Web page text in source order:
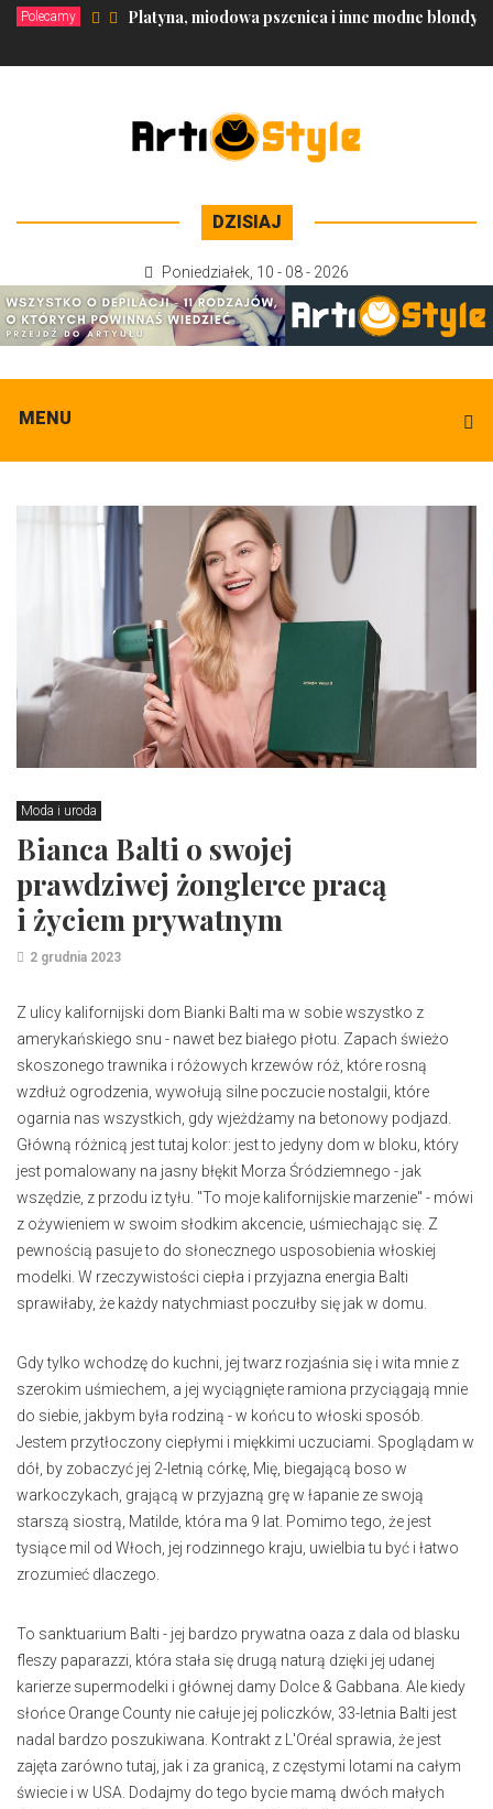
Polecamy Platyna, miodowa pszenica i inne modne blondy
DZISIAJ
Poniedziałek 10 - 08 - 2026
MENU
Moda i uroda
Bianca Balti o swojej
prawdziwej żonglerce pracą
i życiem prywatnym
2 grudnia 2023
Z ulicy kalifornijski dom Bianki Balti ma w sobie wszystko z
amerykańskiego snu - nawet bez białego płotu. Zapach świeżo
skoszonego trawnika i różowych krzewów róż, które rosną
wzdłuż ogrodzenia, wywołują silne poczucie nostalgii, które
ogarnia nas wszystkich, gdy wjeżdżamy na betonowy podjazd.
Główną różnicą jest tutaj kolor: jest to jedyny dom w bloku, który
jest pomalowany na jasny błękit Morza Śródziemnego - jak
wszędzie, z przodu iz tyłu. "To moje kalifornijskie marzenie" - mówi
z ożywieniem w swoim słodkim akcencie, uśmiechając się. Z
pewnością pasuje to do słonecznego usposobienia włoskiej
modelki. W rzeczywistości ciepła i przyjazna energia Balti
sprawiłaby, że każdy natychmiast poczułby się jak w domu.
Gdy tylko wchodzę do kuchni, jej twarz rozjaśnia się i wita mnie z
szerokim uśmiechem, a jej wyciągnięte ramiona przyciągają mnie
do siebie, jakbym była rodziną - w końcu to włoski sposób.
Jestem przytłoczony ciepłymi i miękkimi uczuciami. Spoglądam w
dół, by zobaczyć jej 2-letnią córkę, Mię, biegającą boso w
warkoczykach, grającą w przyjazną grę w łapanie ze swoją
starszą siostrą, Matilde, która ma 9 lat. Pomimo tego, że jest
tysiące mil od Włoch, jej rodzinnego kraju, uwielbia tu być i łatwo
zrozumieć dlaczego.
To sanktuarium Balti - jej bardzo prywatna oaza z dala od blasku
fleszy paparazzi, która stała się drugą naturą dzięki jej udanej
karierze supermodelki i głównej damy Dolce & Gabbana. Ale kiedy
słońce Orange County nie całuje jej policzków, 33-letnia Balti jest
nadal bardzo poszukiwana. Kontrakt z L'Oréal sprawia, że jest
zajęta zarówno tutaj, jak i za granicą, z częstymi lotami na całym
świecie i w USA. Dodajmy do tego bycie mamą dwóch małych